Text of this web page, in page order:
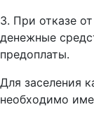
3. При отказе
денежные
предоплаты.
Для заселения
необходимо